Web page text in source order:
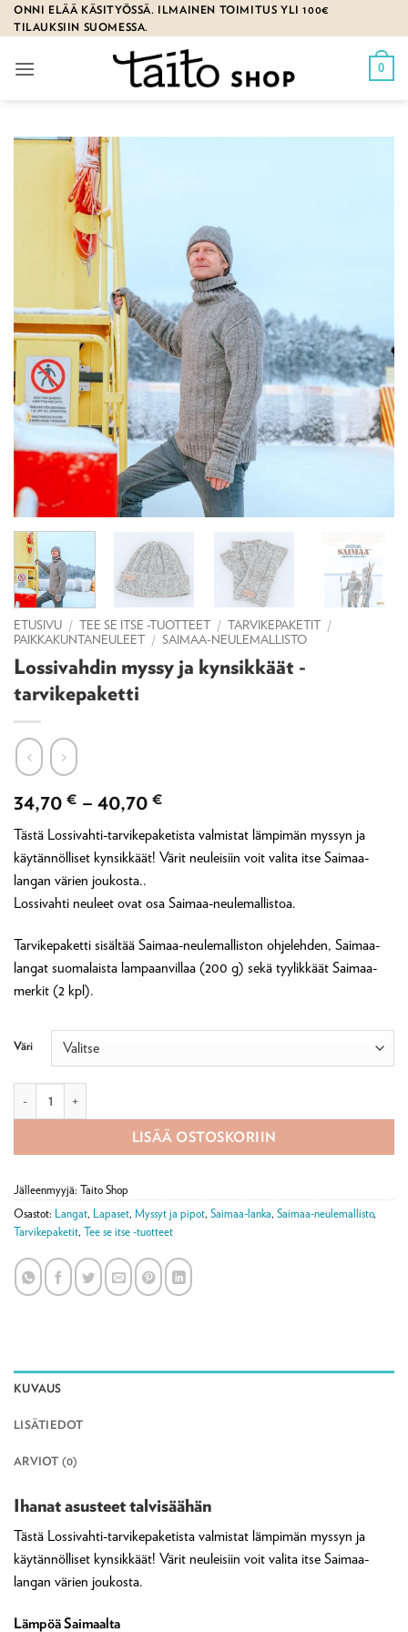
Skip
to
ONNI ELÄÄ KÄSITYÖSSÄ. ILMAINEN TOIMITUS YLI 100€
TILAUKSIIN SUOMESSA.
0
ETUSIVU / TEE SE ITSE -TUOTTEET / TARVIKEPAKETIT /
PAIKKAKUNTANEULEET / SAIMAA-NEULEMALLISTO
Lossivahdin myssy ja kynsikkäät -
tarvikepaketti
34,70 € – 40,70 €
34,70 €
-
40,70 €
Tästä Lossivahti-tarvikepaketista valmistat lämpimän myssyn ja
käytännölliset kynsikkäät! Värit neuleisiin voit valita itse Saimaa-
langan värien joukosta..
Lossivahti neuleet ovat osa Saimaa-neulemallistoa.
Tarvikepaketti sisältää Saimaa-neulemalliston ohjelehden, Saimaa-
langat suomalaista lampaanvillaa (200 g) sekä tyylikkäät Saimaa-
merkit (2 kpl).
Väri
LISÄÄ OSTOSKORIIN
Jälleenmyyjä: Taito Shop
Osastot:
Langat, Lapaset, Myssyt ja pipot, Saimaa-lanka, Saimaa-neulemallisto,
Tarvikepaketit, Tee se itse -tuotteet
KUVAUS
LISÄTIEDOT
ARVIOT (0)
Ihanat asusteet talvisäähän
Tästä Lossivahti-tarvikepaketista valmistat lämpimän myssyn ja
käytännölliset kynsikkäät! Värit neuleisiin voit valita itse Saimaa-
langan värien joukosta.
Lämpöä Saimaalta